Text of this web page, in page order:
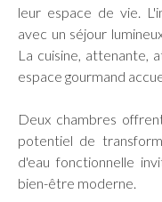
leur espace de vie.
avec un séjour
La cuisine, attenante,
espace gourmand
Deux chambres
potentiel de
d'eau fonctionnelle
bien-être moderne.